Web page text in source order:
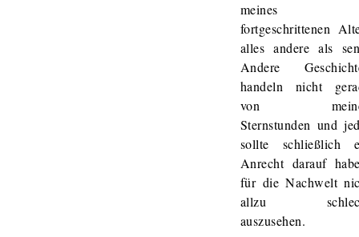
meines
fortgeschrittenen
alles andere als
Andere
handeln nicht
von
Sternstunden und
sollte schließlich
Anrecht darauf
für die Nachwelt
allzu
auszusehen.